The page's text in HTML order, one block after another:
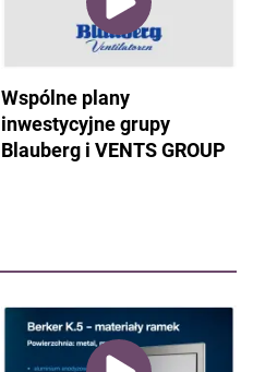
Wspólne plany
inwestycyjne grupy
Blauberg i VENTS GROUP